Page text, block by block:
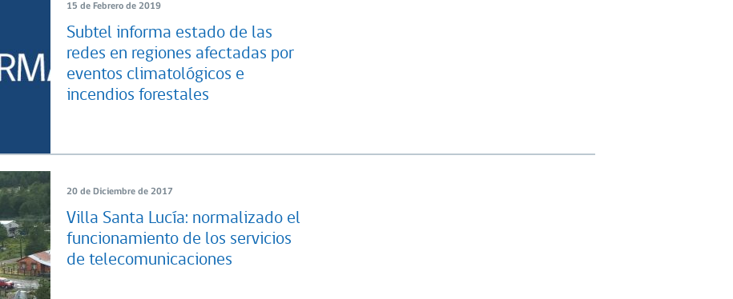
15 de Febrero de 2019
Subtel informa estado de las
redes en regiones afectadas por
eventos climatológicos e
incendios forestales
20 de Diciembre de 2017
Villa Santa Lucía: normalizado el
funcionamiento de los servicios
de telecomunicaciones